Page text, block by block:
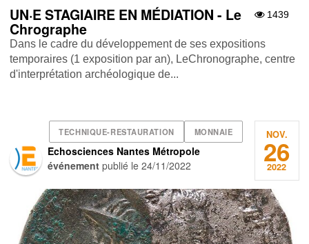
1439
UN·E STAGIAIRE EN MÉDIATION - Le
Chrographe
Dans le cadre du développement de ses expositions
temporaires (1 exposition par an), LeChronographe, centre
d'interprétation archéologique de...
TECHNIQUE-RESTAURATION MONNAIE
Echosciences Nantes Métropole
événement publié le24/11/2022
NOV.
26
2022